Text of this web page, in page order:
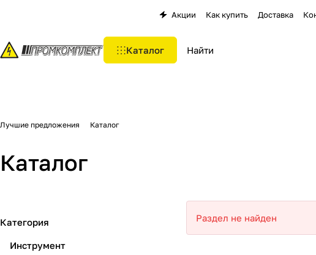
Акции Как купить Доставка
Каталог
Лучшие предложения Каталог
Каталог
Раздел не найден
Категория
Инструмент